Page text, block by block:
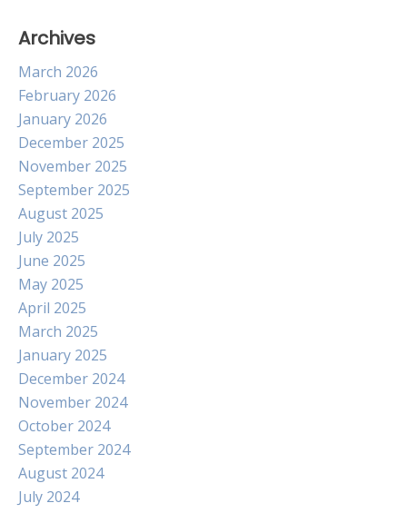
Archives
March 2026
February 2026
January 2026
December 2025
November 2025
September 2025
August 2025
July 2025
June 2025
May 2025
April 2025
March 2025
January 2025
December 2024
November 2024
October 2024
September 2024
August 2024
July 2024